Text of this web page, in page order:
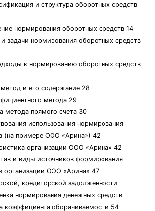
и структура оборотных средств
нормирования оборотных средств 14
задачи нормирования оборотных средств
к нормированию оборотных средств
метод и его содержание 28
метода 29
метода прямого счета 30
использования нормирования
(на примере ООО «Арина») 42
организации ООО «Арина» 42
и виды источников формирования
организации ООО «Арина» 47
кредиторской задолженности
нормирования денежных средств
коэффициента оборачиваемости 54